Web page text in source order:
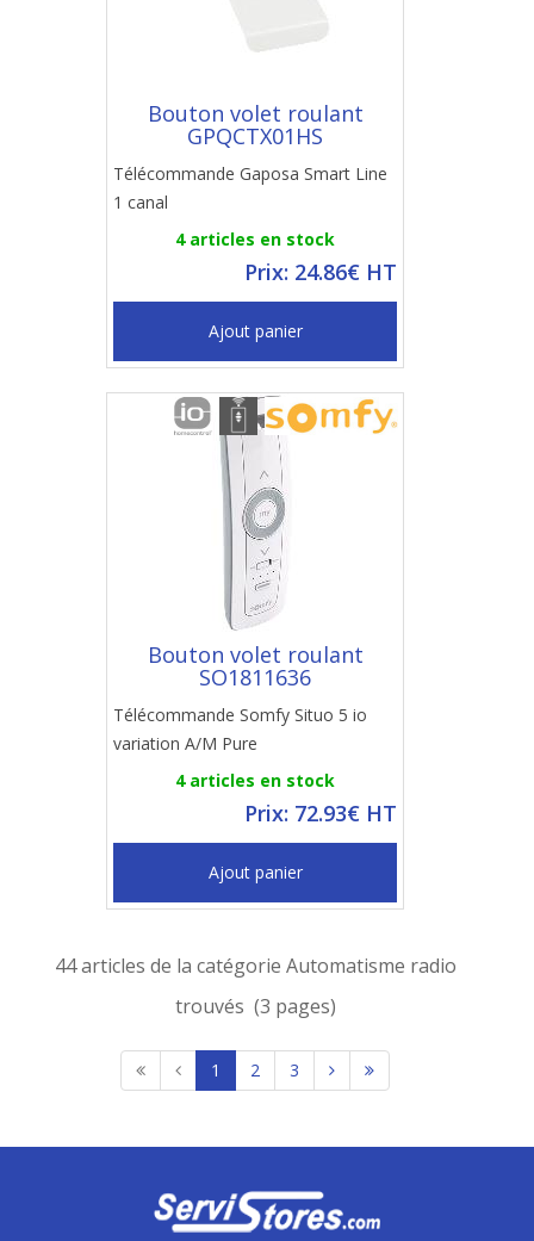
Bouton volet roulant
GPQCTX01HS
Télécommande Gaposa Smart Line
1 canal
4 articles en stock
Prix: 24.86€ HT
Ajout panier
Bouton volet roulant
SO1811636
Télécommande Somfy Situo 5 io
variation A/M Pure
4 articles en stock
Prix: 72.93€ HT
Ajout panier
44 articles de la catégorie Automatisme radio
trouvés (3 pages)
1 2 3